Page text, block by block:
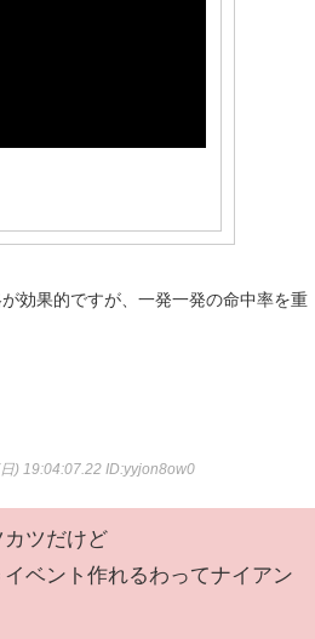
効果的ですが、一発一発の命中率を重
日) 19:04:07.22ID:yyjon8ow0
ツだけど
ベント作れるわってナイアン